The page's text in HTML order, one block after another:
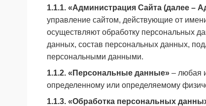
1.1.1. «Администрация Сайта (далее –
управление сайтом, действующие от
осуществляют обработку персональных
данных, состав персональных данных,
персональными данными.
1.1.2. «Персональные данные» – любая
определенному или определяемому
1.1.3. «Обработка персональных